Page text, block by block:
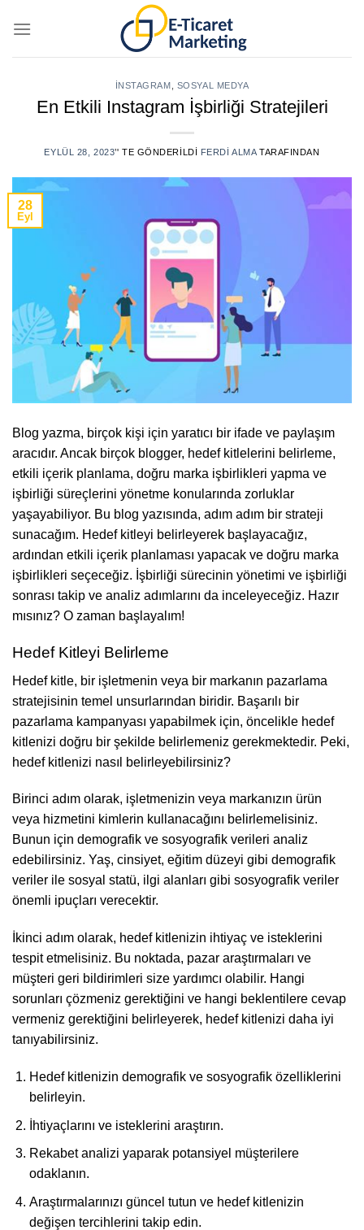
İNSTAGRAM SOSYAL MEDYA
En Etkili Instagram İşbirliği Stratejileri
EYLÜL 28, 2023’' TE GÖNDERILDI FERDI ALMATARAFINDAN
28
Eyl
Blog yazma, birçok kişi için yaratıcı bir ifade ve paylaşım
aracıdır. Ancak birçok blogger, hedef kitlelerini belirleme,
etkili içerik planlama, doğru marka işbirlikleri yapma ve
işbirliği süreçlerini yönetme konularında zorluklar
yaşayabiliyor. Bu blog yazısında, adım adım bir strateji
sunacağım. Hedef kitleyi belirleyerek başlayacağız,
ardından etkili içerik planlaması yapacak ve doğru marka
işbirlikleri seçeceğiz. İşbirliği sürecinin yönetimi ve işbirliği
sonrası takip ve analiz adımlarını da inceleyeceğiz. Hazır
mısınız? O zaman başlayalım!
Hedef Kitleyi Belirleme
Hedef kitle, bir işletmenin veya bir markanın pazarlama
stratejisinin temel unsurlarından biridir. Başarılı bir
pazarlama kampanyası yapabilmek için, öncelikle hedef
kitlenizi doğru bir şekilde belirlemeniz gerekmektedir. Peki,
hedef kitlenizi nasıl belirleyebilirsiniz?
Birinci adım olarak, işletmenizin veya markanızın ürün
veya hizmetini kimlerin kullanacağını belirlemelisiniz.
Bunun için demografik ve sosyografik verileri analiz
edebilirsiniz. Yaş, cinsiyet, eğitim düzeyi gibi demografik
veriler ile sosyal statü, ilgi alanları gibi sosyografik veriler
önemli ipuçları verecektir.
İkinci adım olarak, hedef kitlenizin ihtiyaç ve isteklerini
tespit etmelisiniz. Bu noktada, pazar araştırmaları ve
müşteri geri bildirimleri size yardımcı olabilir. Hangi
sorunları çözmeniz gerektiğini ve hangi beklentilere cevap
vermeniz gerektiğini belirleyerek, hedef kitlenizi daha iyi
tanıyabilirsiniz.
Hedef kitlenizin demografik ve sosyografik özelliklerini
belirleyin.
İhtiyaçlarını ve isteklerini araştırın.
Rekabet analizi yaparak potansiyel müşterilere
odaklanın.
Araştırmalarınızı güncel tutun ve hedef kitlenizin
değişen tercihlerini takip edin.